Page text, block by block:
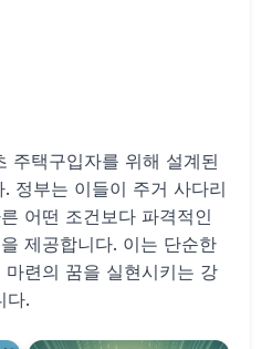
주택구입자를 위해 설계된
. 정부는 이들이 주거 사다리
어떤 조건보다 파격적인
제공합니다. 이는 단순한
련의 꿈을 실현시키는 강
다.